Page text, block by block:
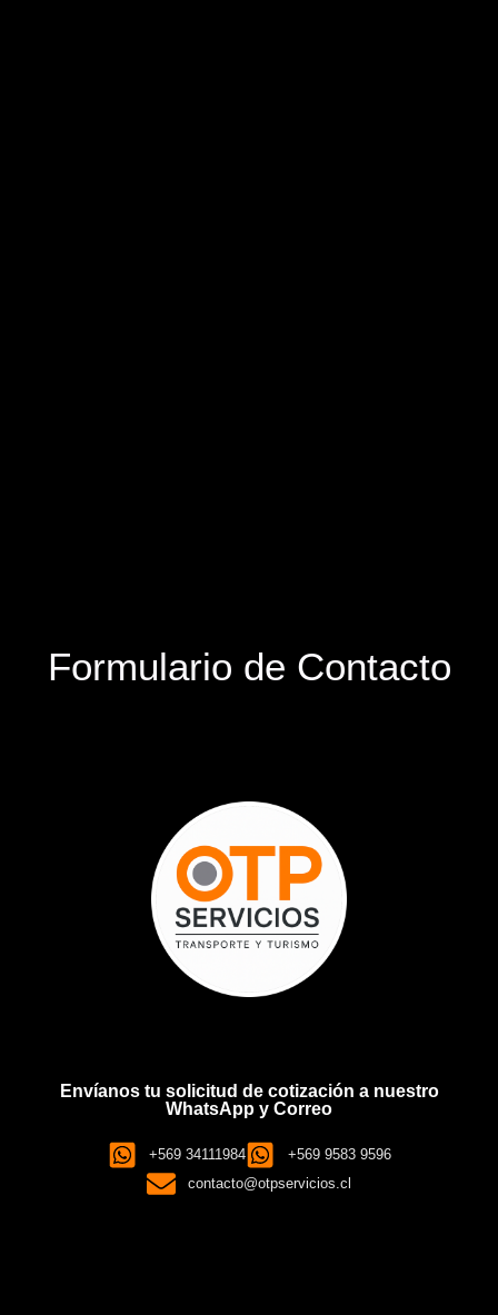
Formulario de Contacto
Envíanos tu solicitud de cotización a nuestro
WhatsApp y Correo
+569 34111984
+569 9583 9596
contacto@otpservicios.cl